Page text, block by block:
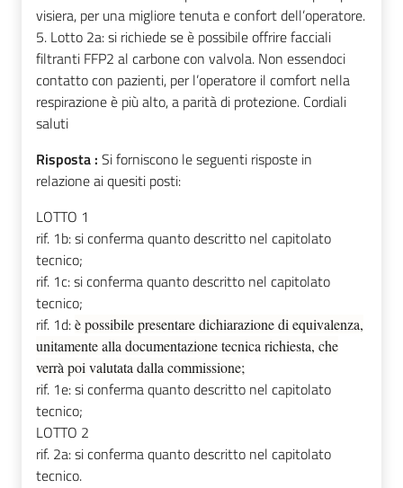
visiera, per una migliore tenuta e confort dell’operatore.
5. Lotto 2a: si richiede se è possibile offrire facciali
filtranti FFP2 al carbone con valvola. Non essendoci
contatto con pazienti, per l’operatore il comfort nella
respirazione è più alto, a parità di protezione. Cordiali
saluti
Risposta : Si forniscono le seguenti risposte in
relazione ai quesiti posti:
LOTTO 1
rif. 1b: si conferma quanto descritto nel capitolato
tecnico;
rif. 1c: si conferma quanto descritto nel capitolato
tecnico;
rif. 1d:è possibile presentare dichiarazione di equivalenza,
unitamente alla documentazione tecnica richiesta, che
verrà poi valutata dalla commissione;
rif. 1e: si conferma quanto descritto nel capitolato
tecnico;
LOTTO 2
rif. 2a: si conferma quanto descritto nel capitolato
tecnico.